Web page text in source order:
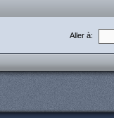
Aller à: